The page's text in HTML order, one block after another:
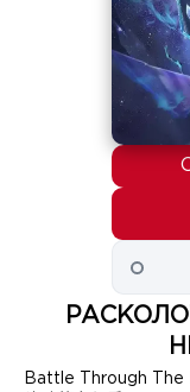
Battle Through The